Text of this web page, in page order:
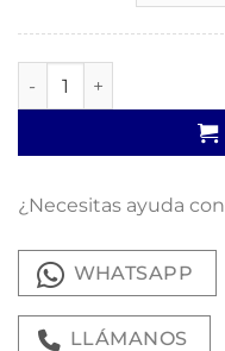
Zapatero Natura 5149
¿Necesitas ayuda
WHATSAPP
LLÁMANOS